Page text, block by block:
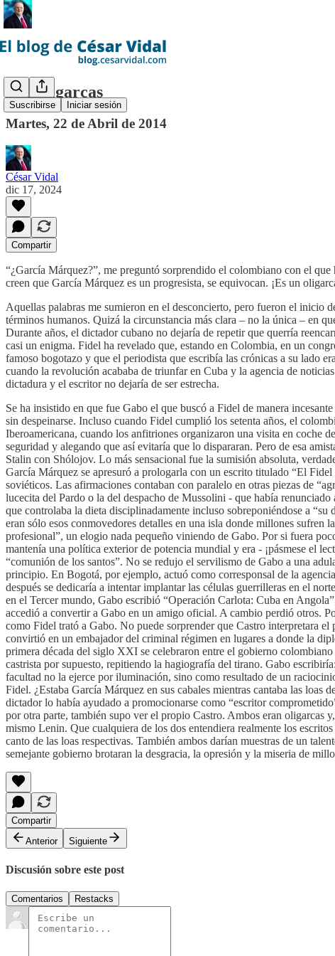
Suscribirse Iniciar sesión
Dos oligarcas
Martes, 22 de Abril de 2014
César Vidal
dic 17, 2024
Compartir
“¿García Márquez?”, me preguntó sorprendido el colombiano con el
creen que García Márquez es un progresista, se equivocan. ¡Es un
Aquellas palabras me sumieron en el desconcierto, pero fueron el inicio
términos humanos. Quizá la circunstancia más clara – no la única – en
Durante años, el dictador cubano no dejaría de repetir que querría
casi un enigma. Fidel ha revelado que, estando en Colombia, en un
famoso bogotazo y que el periodista que escribía las crónicas a su lado
cuando la revolución acababa de triunfar en Cuba y la agencia de
dictadura y el escritor no dejaría de ser estrecha.
Se ha insistido en que fue Gabo el que buscó a Fidel de manera
sin despeinarse. Incluso cuando Fidel cumplió los setenta años, el
Iberoamericana, cuando los anfitriones organizaron una visita en coche
seguridad y alegando que así evitaría que lo dispararan. Pero de esa
Stalin con Shólojov. Lo más sensacional fue la sumisión absoluta,
García Márquez se apresuró a prologarla con un escrito titulado “El
soviéticos. Las afirmaciones contaban con paralelo en otras piezas de
lucecita del Pardo o la del despacho de Mussolini - que había
que controlaba la dieta disciplinadamente incluso sobreponiéndose a
eran sólo esos conmovedores detalles en una isla donde millones
profesional”, un elogio nada pequeño viniendo de Gabo. Por si fuera
mantenía una política exterior de potencia mundial y era - ¡pásmese el
“comunión de los santos”. No se redujo el servilismo de Gabo a una
principio. En Bogotá, por ejemplo, actuó como corresponsal de la
después se dedicaría a intentar implantar las células guerrilleras en el
en el Tercer mundo, Gabo escribió “Operación Carlota: Cuba en
accedió a convertir a Gabo en un amigo oficial. A cambio perdió otros.
como Fidel trató a Gabo. No puede sorprender que Castro interpretara
convirtió en un embajador del criminal régimen en lugares a donde la
primera década del siglo XXI se celebraron entre el gobierno
castrista por supuesto, repitiendo la hagiografía del tirano. Gabo
facultad no la ejerce por iluminación, sino como resultado de un
Fidel. ¿Estaba García Márquez en sus cabales mientras cantaba las loas
dictador lo había ayudado a promocionarse como “escritor
por otra parte, también supo ver el propio Castro. Ambos eran oligarcas
mismo Lenin. Que cualquiera de los dos entendiera realmente los
canto de las loas respectivas. También ambos darían muestras de un
semejante gobierno brotaran la desgracia, la opresión y la miseria de
Compartir
Anterior
Siguiente
Discusión sobre este post
Comentarios Restacks